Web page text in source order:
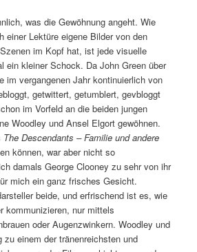
was die Gewöhnung angeht. Wie
einer Lektüre eigene Bilder von den
im Kopf hat, ist jede visuelle
ein kleiner Schock. Da John Green über
im vergangenen Jahr kontinuierlich von
getwittert, getumblert, gevbloggt
im Vorfeld an die beiden jungen
Woodley und Ansel Elgort gewöhnen.
The Descendants – Familie und andere
können, war aber nicht so
damals George Clooney zu sehr von ihr
mich ein ganz frisches Gesicht.
beide, und erfrischend ist es, wie
kommunizieren, nur mittels
oder Augenzwinkern. Woodley und
zu einem der tränenreichsten und